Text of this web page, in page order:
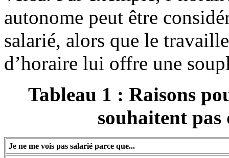
autonome peut être
salarié, alors que le
d’horaire lui offre une
Tableau 1 : Raisons
souhaitent
Je ne me vois pas salarié parce que...